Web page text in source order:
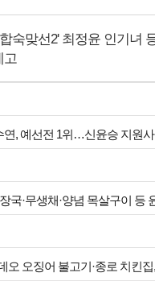
숙맞선2' 최정윤 인기녀
고
연, 예선전 1위…신윤승 지원
국·무생채·양념 목살구이 등
오 오징어 불고기·종로 치킨